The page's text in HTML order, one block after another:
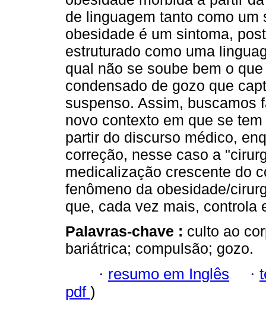
de linguagem tanto como
obesidade é um sintoma,
estruturado como uma
qual não se soube bem o
condensado de gozo que
suspenso. Assim, buscamos
novo contexto em que se
partir do discurso médico,
correção, nesse caso a
medicalização crescente do
fenômeno da obesidade/
que, cada vez mais, controla
Palavras-chave : culto ao
bariátrica; compulsão; gozo.
· resumo em Inglês ·
pdf )